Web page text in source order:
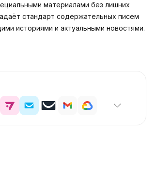
материалами без лишних
стандарт содержательных писем
историями и актуальными новостями.